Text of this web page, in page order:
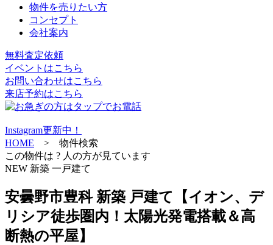
物件を売りたい方
コンセプト
会社案内
無料査定依頼
イベントはこちら
お問い合わせはこちら
来店予約はこちら
Instagram更新中！
HOME > 物件検索
この物件は ? 人の方が見ています
NEW 新築 一戸建て
安曇野市豊科 新築 戸建て【イオン、デ
リシア徒歩圏内！太陽光発電搭載＆高
断熱の平屋】